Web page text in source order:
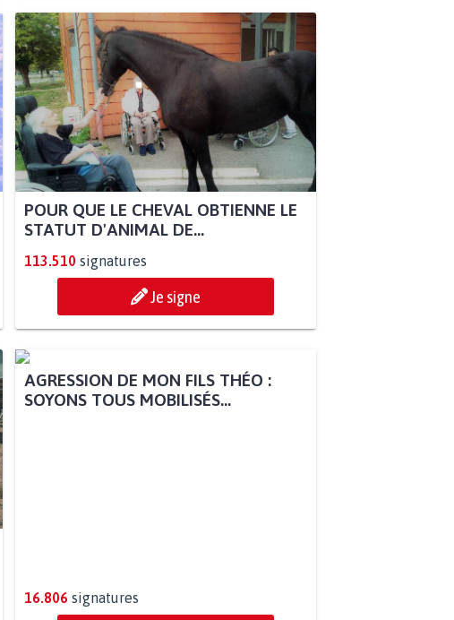
POUR QUE LE CHEVAL OBTIENNE LE
STATUT D'ANIMAL DE...
113.510 signatures
Je signe
16.806 signatures